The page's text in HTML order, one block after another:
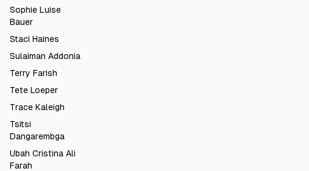
Sophie Luise
Bauer
Staci Haines
Sulaiman Addonia
Terry Farish
Tete Loeper
Trace Kaleigh
Tsitsi
Dangarembga
Ubah Cristina Ali
Farah